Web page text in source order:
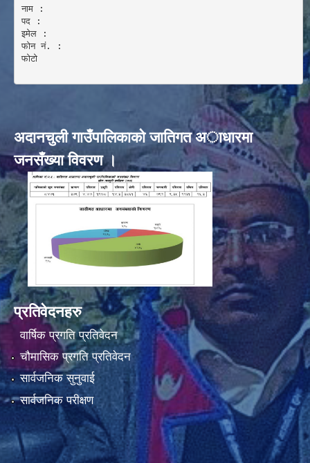
नाम :
पद :
इमेल :
फोन नं. :
फोटो
अदानचुली गाउँपालिकाकाे जातिगत अाधारमा
जनसँख्या विवरण ।
प्रतिवेदनहरु
वार्षिक प्रगति प्रतिवेदन
चौमासिक प्रगति प्रतिवेदन
सार्वजनिक सुनुवाई
सार्वजनिक परीक्षण